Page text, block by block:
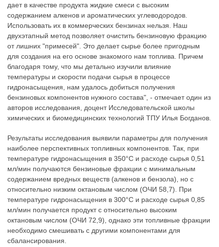
дает в качестве продукта жидкие смеси с высоким
содержанием алкенов и ароматических углеводородов.
Использовать их в коммерческих бензинах нельзя. Наш
двухэтапный метод позволяет очистить бензиновую фракцию
от лишних "примесей". Это делает сырье более пригодным
для создания на его основе знакомого нам топлива. Причем
благодаря тому, что мы детально изучили влияние
температуры и скорости подачи сырья в процессе
гидронасыщения, нам удалось добиться получения
бензиновых компонентов нужного состава", - отмечает один из
авторов исследования, доцент Исследовательской школы
химических и биомедицинских технологий ТПУ Илья Богданов.
Результаты исследования выявили параметры для получения
наиболее перспективных топливных компонентов. Так, при
температуре гидронасыщения в 350°C и расходе сырья 0,51
мл/мин получаются бензиновые фракции с минимальным
содержанием вредных веществ (алкенов и бензола), но с
относительно низким октановым числом (ОЧИ 58,7). При
температуре гидронасыщения в 300°C и расходе сырья 0,85
мл/мин получается продукт с относительно высоким
октановым числом (ОЧИ 72,9), однако эти топливные фракции
необходимо смешивать с другими компонентами для
сбалансирования.